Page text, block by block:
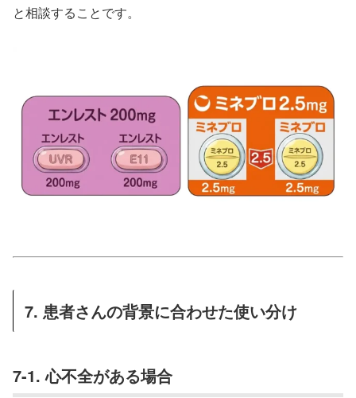
と相談することです。
7. 患者さんの背景に合わせた使い分け
7-1. 心不全がある場合